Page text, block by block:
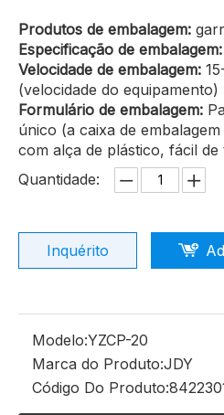
Produtos de embalagem:
Especificação de embalagem:
Velocidade de embalagem:
(velocidade do equipamento)
Formulário de embalagem:
único (a caixa de
com alça de plástico, fácil
Quantidade:
Inquérito
Modelo:YZCP-20
Marca do Produto:JDY
Código Do Produto: